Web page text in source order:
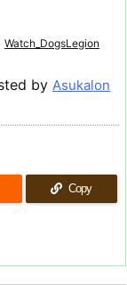
Watch_DogsLegion
by Asukalon
Copy